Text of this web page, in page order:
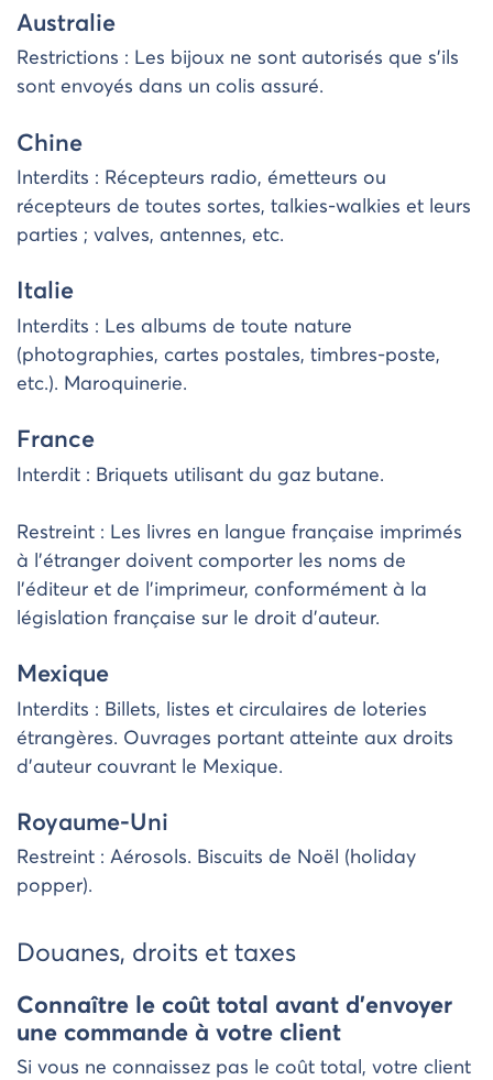
Australie
Restrictions : Les bijoux ne sont autorisés que s’ils
sont envoyés dans un colis assuré.
Chine
Interdits : Récepteurs radio, émetteurs ou
récepteurs de toutes sortes, talkies-walkies et leurs
parties ; valves, antennes, etc.
Italie
Interdits : Les albums de toute nature
(photographies, cartes postales, timbres-poste,
etc.). Maroquinerie.
France
Interdit : Briquets utilisant du gaz butane.
Restreint : Les livres en langue française imprimés
à l’étranger doivent comporter les noms de
l’éditeur et de l’imprimeur, conformément à la
législation française sur le droit d’auteur.
Mexique
Interdits : Billets, listes et circulaires de loteries
étrangères. Ouvrages portant atteinte aux droits
d’auteur couvrant le Mexique.
Royaume-Uni
Restreint : Aérosols. Biscuits de Noël (holiday
popper).
Douanes, droits et taxes
Connaître le coût total avant d’envoyer
une commande à votre client
Si vous ne connaissez pas le coût total, votre client